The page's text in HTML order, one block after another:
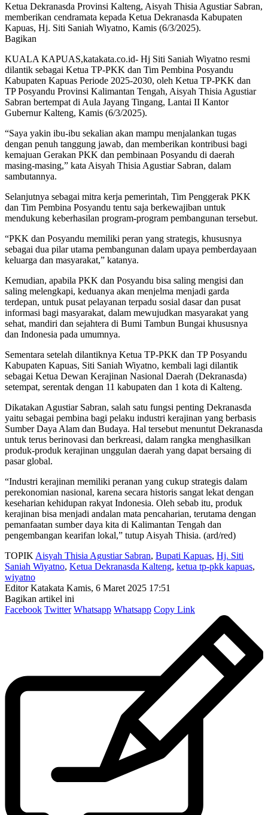
Ketua Dekranasda Provinsi Kalteng, Aisyah Thisia Agustiar Sabran,
memberikan cendramata kepada Ketua Dekranasda Kabupaten
Kapuas, Hj. Siti Saniah Wiyatno, Kamis (6/3/2025).
Bagikan
KUALA KAPUAS,katakata.co.id- Hj Siti Saniah Wiyatno resmi
dilantik sebagai Ketua TP-PKK dan Tim Pembina Posyandu
Kabupaten Kapuas Periode 2025-2030, oleh Ketua TP-PKK dan
TP Posyandu Provinsi Kalimantan Tengah, Aisyah Thisia Agustiar
Sabran bertempat di Aula Jayang Tingang, Lantai II Kantor
Gubernur Kalteng, Kamis (6/3/2025).
“Saya yakin ibu-ibu sekalian akan mampu menjalankan tugas
dengan penuh tanggung jawab, dan memberikan kontribusi bagi
kemajuan Gerakan PKK dan pembinaan Posyandu di daerah
masing-masing,” kata Aisyah Thisia Agustiar Sabran, dalam
sambutannya.
Selanjutnya sebagai mitra kerja pemerintah, Tim Penggerak PKK
dan Tim Pembina Posyandu tentu saja berkewajiban untuk
mendukung keberhasilan program-program pembangunan tersebut.
“PKK dan Posyandu memiliki peran yang strategis, khususnya
sebagai dua pilar utama pembangunan dalam upaya pemberdayaan
keluarga dan masyarakat,” katanya.
Kemudian, apabila PKK dan Posyandu bisa saling mengisi dan
saling melengkapi, keduanya akan menjelma menjadi garda
terdepan, untuk pusat pelayanan terpadu sosial dasar dan pusat
informasi bagi masyarakat, dalam mewujudkan masyarakat yang
sehat, mandiri dan sejahtera di Bumi Tambun Bungai khususnya
dan Indonesia pada umumnya.
Sementara setelah dilantiknya Ketua TP-PKK dan TP Posyandu
Kabupaten Kapuas, Siti Saniah Wiyatno, kembali lagi dilantik
sebagai Ketua Dewan Kerajinan Nasional Daerah (Dekranasda)
setempat, serentak dengan 11 kabupaten dan 1 kota di Kalteng.
Dikatakan Agustiar Sabran, salah satu fungsi penting Dekranasda
yaitu sebagai pembina bagi pelaku industri kerajinan yang berbasis
Sumber Daya Alam dan Budaya. Hal tersebut menuntut Dekranasda
untuk terus berinovasi dan berkreasi, dalam rangka menghasilkan
produk-produk kerajinan unggulan daerah yang dapat bersaing di
pasar global.
“Industri kerajinan memiliki peranan yang cukup strategis dalam
perekonomian nasional, karena secara historis sangat lekat dengan
keseharian kehidupan rakyat Indonesia. Oleh sebab itu, produk
kerajinan bisa menjadi andalan mata pencaharian, terutama dengan
pemanfaatan sumber daya kita di Kalimantan Tengah dan
pengembangan kearifan lokal,” tutup Aisyah Thisia. (ard/red)
TOPIK Aisyah Thisia Agustiar Sabran, Bupati Kapuas, Hj. Siti
Saniah Wiyatno, Ketua Dekranasda Kalteng, ketua tp-pkk kapuas,
wiyatno
Editor Katakata Kamis, 6 Maret 2025 17:51
Bagikan artikel ini
Facebook Twitter Whatsapp Whatsapp Copy Link